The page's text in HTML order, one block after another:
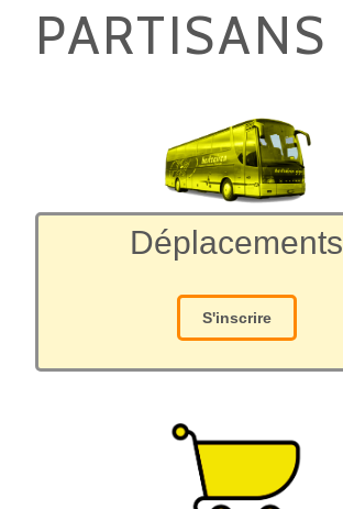
PARTISANS
Déplacements
S'inscrire